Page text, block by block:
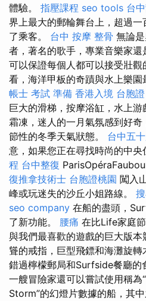
體驗。 指壓課程 seo tools 台
界上最大的郵輪舞台上，超過
了乘客。 台中 按摩 整骨 無論
者，著名的歌手，專業音樂家
可以保證每個人都可以接受壯觀
看，海洋甲板的奇蹟與水上樂園
帳士 考試 準備 香港入境 台胞證
巨大的滑梯，按摩浴缸，水上
霜凍，迷人的一月氣氛感到好
節性的冬季天氣狀態。 台中五
意，如果您正在尋找時尚的中央
程 台中整復
復推拿技術士 台胞證桃園 闖入
峰或玩迷失的沙丘小姐路線。
seo company 在船的盡頭，
了新功能。 腰痛 在比Life家庭
與我們最喜歡的遊戲的巨大版
聳的戒指，巨型飛鏢和海灘旋轉
錯過檸檬郵局和Surfside餐廳的
一艘冒險家還可以嘗試使用稱
Storm”的幻燈片數據的船，其